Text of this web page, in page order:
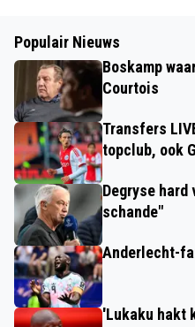
Populair Nieuws
Boskamp
Courtois
Transfers
topclub, ook
Degryse hard
schande"
Anderlecht-
'Lukaku hakt